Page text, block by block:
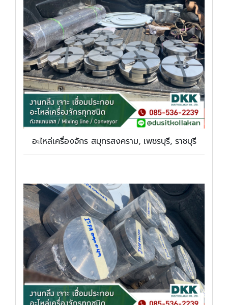
อะไหล่เครื่องจักร สมุทรสงคราม, เพชรบุรี, ราชบุรี